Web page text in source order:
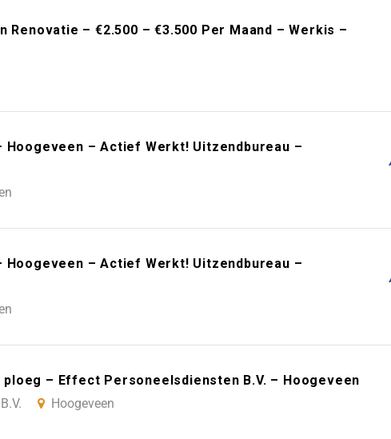
Renovatie – €2.500 – €3.500 Per Maand – Werkis –
– Actief Werkt! Uitzendbureau –
– Actief Werkt! Uitzendbureau –
– Effect Personeelsdiensten B.V. – Hoogeveen
Hoogeveen